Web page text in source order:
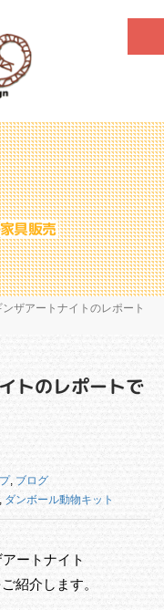
具販売
ザアートナイトのレポート
トのレポートで
, ブログ
, ダンボール動物キット
ートナイト
紹介します。